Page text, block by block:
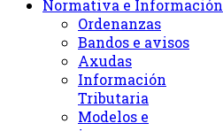
Normativa e Información
Ordenanzas
Bandos e avisos
Axudas
Información
Tributaria
Modelos e